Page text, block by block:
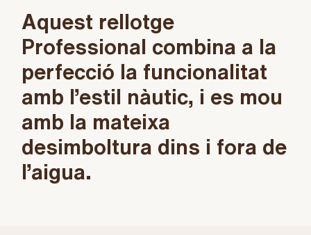
Aquest rellotge
Professional combina a la
perfecció la funcionalitat
amb l’estil nàutic, i es mou
amb la mateixa
desimboltura dins i fora de
l’aigua.